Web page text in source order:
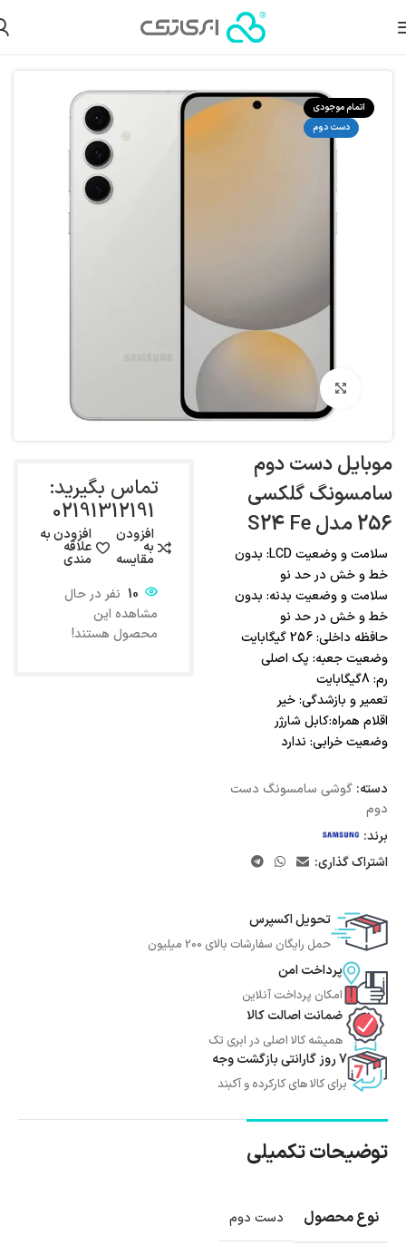
گوشی موبایل دست دوم
اتمام موجودی
دست دوم
بزرگنمایی تصویر
موبایل دست دوم
سامسونگ گلکسی
256 مدل S24 Fe
سلامت و وضعیت LCD: بدون
خط و خش در حد نو
سلامت و وضعیت بدنه: بدون
خط و خش در حد نو
حافظه داخلی: 256 گیگابایت
وضعیت جعبه: پک اصلی
رم: 8گیگابایت
تعمیر و بازشدگی: خیر
اقلام همراه:کابل شارژر
وضعیت خرابی: ندارد
دسته: گوشی سامسونگ دست
دوم
برند:
اشتراک گذاری:
تماس بگیرید:
02191312191
افزودن
به
مقایسه
افزودن به
علاقه
مندی
10 نفر در حال
مشاهده این
محصول هستند!
تحویل اکسپرس
حمل رایگان سفارشات بالای 200 میلیون
پرداخت امن
امکان پرداخت آنلاین
ضمانت اصالت کالا
همیشه کالا اصلی در ابری تک
7 روز گارانتی بازگشت وجه
برای کالا های کارکرده و آکبند
توضیحات تکمیلی
نوع محصول دست دوم